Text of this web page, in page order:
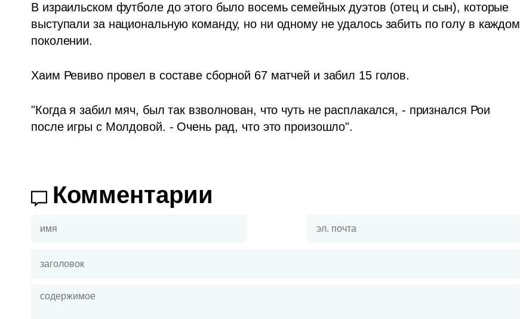
В израильском футболе до этого было восемь семейных дуэтов (отец и сын), которые
выступали за национальную команду, но ни одному не удалось забить по голу в каждом
поколении.
Хаим Ревиво провел в составе сборной 67 матчей и забил 15 голов.
"Когда я забил мяч, был так взволнован, что чуть не расплакался, - признался Рои
после игры с Молдовой. - Очень рад, что это произошло".
Комментарии